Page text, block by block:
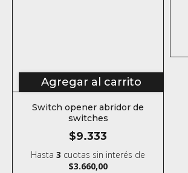
Agregar al carrito
Switch opener abridor de
switches
$9.333
Hasta3 cuotas sin interés de
$3.660,00